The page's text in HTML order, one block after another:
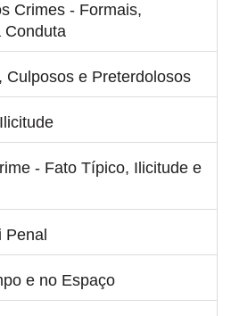
Crimes - Formais,
Conduta
Culposos e Preterdolosos
- Fato Típico, Ilicitude e
e no Espaço